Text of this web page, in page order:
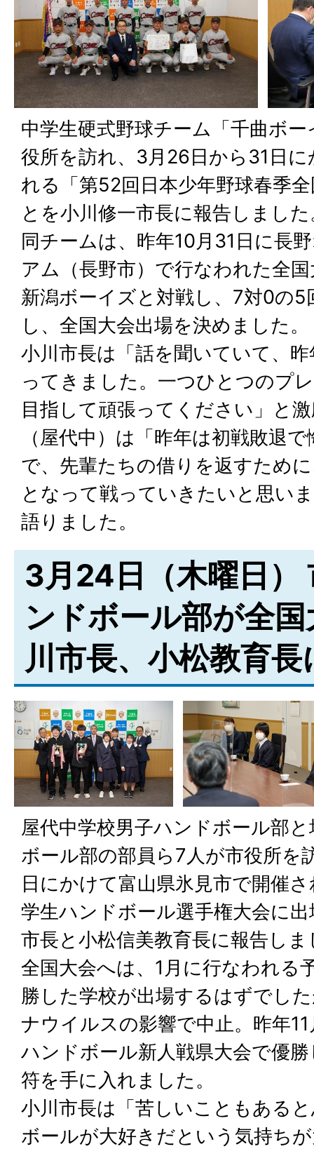
中学生硬式野球チーム「千曲ボ
役所を訪れ、3月26日から31日
れる「第52回日本少年野球春季
とを小川修一市長に報告しまし
同チームは、昨年10月31日に長
アム（長野市）で行なわれた全
新潟ボーイズと対戦し、7対0の
し、全国大会出場を決めました。
小川市長は「話を聞いていて、
ってきました。一つひとつのプ
目指して頑張ってください」と
（屋代中）は「昨年は初戦敗退
で、先輩たちの借りを返すため
となって戦っていきたいと思い
語りました。
3月24日（木曜日）
ンドボール部が全
川市長、小松教育長
屋代中学校男子ハンドボール部
ボール部の部員ら7人が市役所を
日にかけて富山県氷見市で開催
学生ハンドボール選手権大会に
市長と小松信美教育長に報告しま
全国大会へは、1月に行なわれる
勝した学校が出場するはずでし
ナウイルスの影響で中止。昨年
ハンドボール新人戦県大会で優
符を手に入れました。
小川市長は「苦しいこともある
ボールが大好きだという気持ち